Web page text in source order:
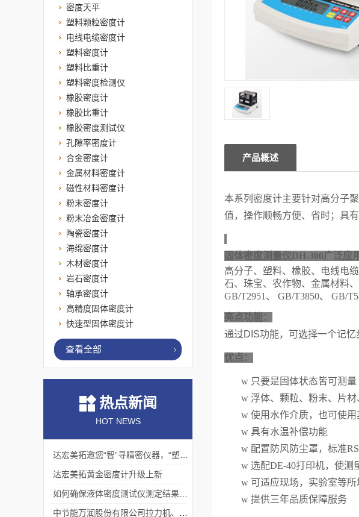
产品概述
本系列密度计主要针对高分子
值， 操作顺畅方便、省时；具有
固体密度测量仪DH-300 广泛应
高分子、塑料、 橡胶、电线电缆
石、珠宝、农作物、金属材料、
GB/T2951、 GB/T3850、 GB/
亮点功能：
通过DIS功能，可选择一个记忆
优点：
w 只要是固体状态皆可测量
w 浮体、颗粒、粉末、片
w 使用水作介质，也可使
w 具有水温补偿功能
w 配置防风防尘罩 ，标准
w 选配DE-40打印机，使测
w 可适应现场，实验室等所
w 提供三年品质保障服务
密度天平
塑料颗粒密度计
电线电缆密度计
塑料密度计
塑料比重计
塑料密度检测仪
橡胶密度计
橡胶比重计
橡胶密度测试仪
孔隙率密度计
合金密度计
金属材料密度计
磁性材料密度计
粉末密度计
粉末冶金密度计
陶瓷密度计
海绵密度计
木材密度计
岩石密度计
轴承密度计
高精度固体密度计
快速型固体密度计
查看全部
热点新闻
HOT NEWS
达宏美拓黄金密度计升级上新